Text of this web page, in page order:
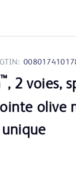
GTIN:
™, 2 voies,
olive